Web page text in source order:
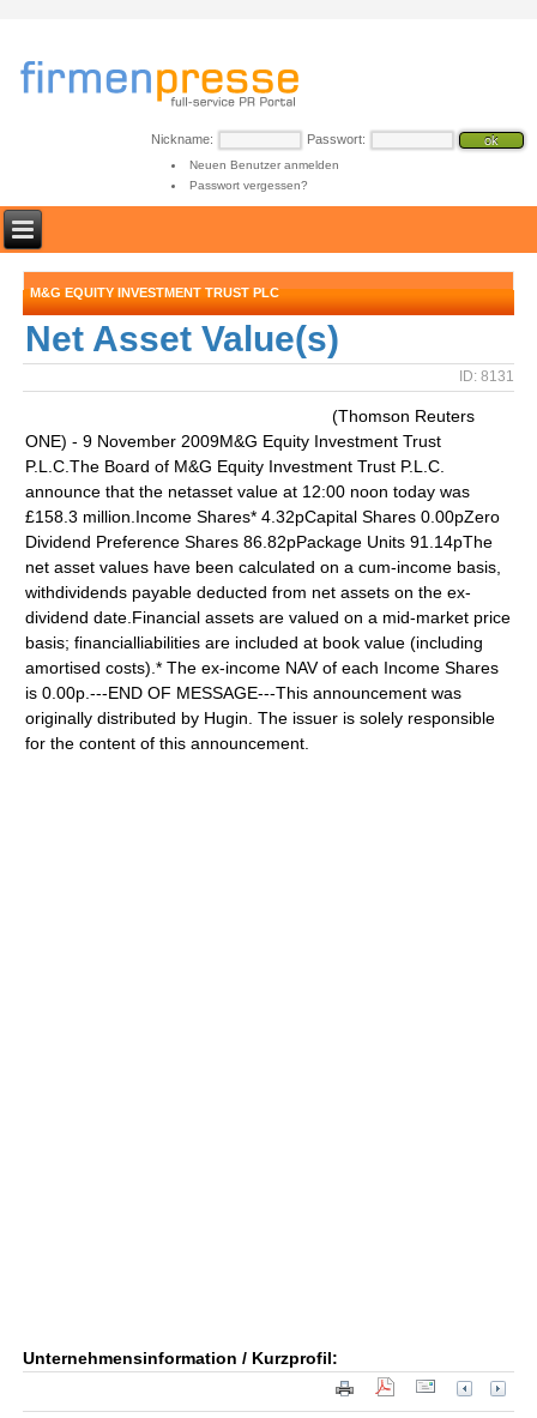
Nickname: Passwort:
Neuen Benutzer anmelden
Passwort vergessen?
M&G EQUITY INVESTMENT TRUST PLC
Net Asset Value(s)
ID: 8131
(Thomson Reuters
ONE) - 9 November 2009M&G Equity Investment Trust
P.L.C.The Board of M&G Equity Investment Trust P.L.C.
announce that the netasset value at 12:00 noon today was
£158.3 million.Income Shares* 4.32pCapital Shares 0.00pZero
Dividend Preference Shares 86.82pPackage Units 91.14pThe
net asset values have been calculated on a cum-income basis,
withdividends payable deducted from net assets on the ex-
dividend date.Financial assets are valued on a mid-market price
basis; financialliabilities are included at book value (including
amortised costs).* The ex-income NAV of each Income Shares
is 0.00p.---END OF MESSAGE---This announcement was
originally distributed by Hugin. The issuer is solely responsible
for the content of this announcement.
Unternehmensinformation / Kurzprofil: